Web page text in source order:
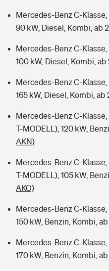
Mercedes-Benz C-Klasse,
90 kW, Diesel, Kombi, ab
Mercedes-Benz C-Klasse,
100 kW, Diesel, Kombi,
Mercedes-Benz C-Klasse,
165 kW, Diesel, Kombi, ab
Mercedes-Benz C-Klasse,
T-MODELL), 120 kW,
AKN)
Mercedes-Benz C-Klasse,
T-MODELL), 105 kW,
AKO)
Mercedes-Benz C-Klasse,
150 kW, Benzin, Kombi,
Mercedes-Benz C-Klasse,
170 kW, Benzin, Kombi,